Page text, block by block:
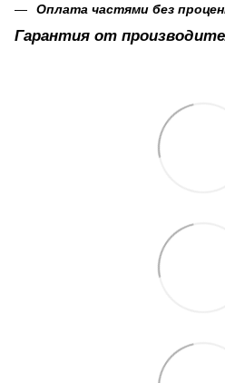
Оплата частями без
Гарантия от